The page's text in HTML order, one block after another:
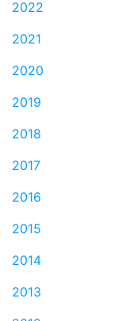
2022
2021
2020
2019
2018
2017
2016
2015
2014
2013